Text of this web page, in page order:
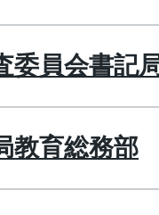
委員会書記
教育総務部